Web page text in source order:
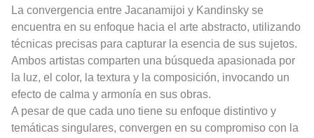
La convergencia entre Jacanamijoi y Kandinsky se
encuentra en su enfoque hacia el arte abstracto, utilizando
técnicas precisas para capturar la esencia de sus sujetos.
Ambos artistas comparten una búsqueda apasionada por
la luz, el color, la textura y la composición, invocando un
efecto de calma y armonía en sus obras.
A pesar de que cada uno tiene su enfoque distintivo y
temáticas singulares, convergen en su compromiso con la